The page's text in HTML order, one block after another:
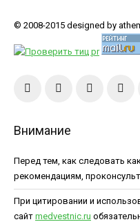
© 2008-2015 designed by
Внимание
Перед тем, как следовать
рекомендациям,
При цитировании и
сайт medvestnic.ru